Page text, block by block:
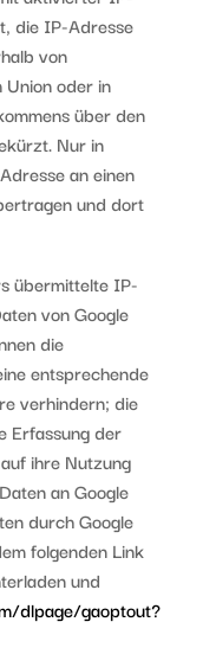
die IP-Adresse
von
oder in
über den
Nur in
an einen
und dort
übermittelte IP-
von Google
die
entsprechende
verhindern; die
Erfassung der
ihre Nutzung
an Google
durch Google
folgenden Link
und
dlpage/gaoptout?